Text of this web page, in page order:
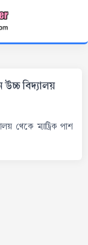
বিদ্যালয়
থেকে ম্যাট্রিক পাশ